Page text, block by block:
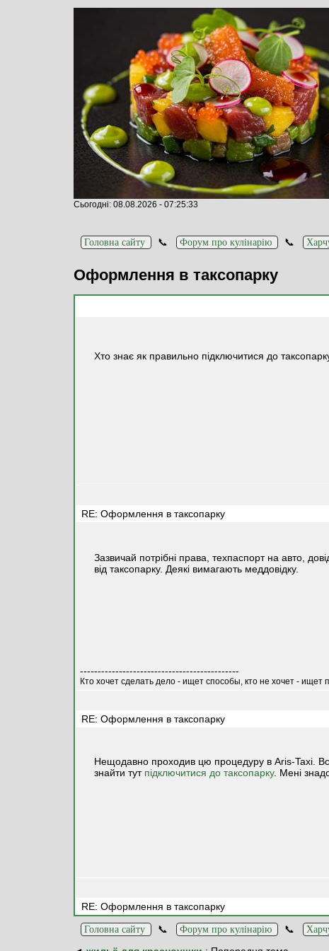
Сьогодні: 08.08.2026 - 07:25:33
Головна сайту 📞 Форум про кулінарію 📞
Оформлення в таксопарку
Хто знає як правильно підключитися до
RE: Оформлення в таксопарку
Зазвичай потрібні права, техпаспорт на авто,
від таксопарку. Деякі вимагають меддовідку.
---------------------------------------------
Кто хочет сделать дело - ищет способы, кто не хочет - ищет
RE: Оформлення в таксопарку
Нещодавно проходив цю процедуру в Aris-Taxi.
знайти тут підключитися до таксопарку. Мені
RE: Оформлення в таксопарку
Головна сайту 📞 Форум про кулінарію 📞